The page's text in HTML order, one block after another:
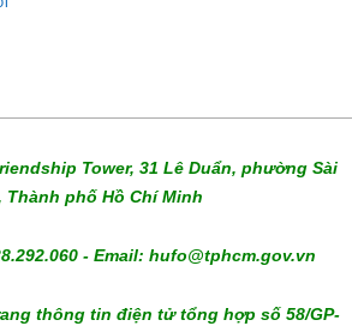
Tower, 31 Lê Duẩn, phường Sài
Thành phố Hồ Chí Minh
- Email: hufo@tphcm.gov.vn
thông tin điện tử tổng hợp số 58/GP-